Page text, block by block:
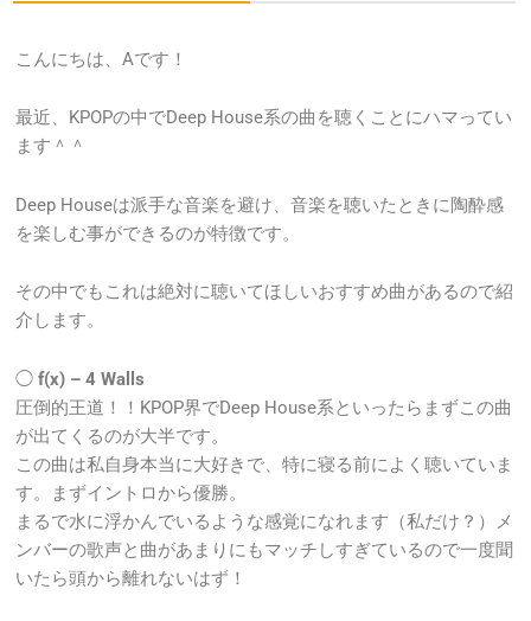
こんにちは、Aです！
最近、KPOPの中でDeep House系の曲を聴くことにハマってい
ます＾＾
Deep Houseは派手な音楽を避け、音楽を聴いたときに陶酔感
を楽しむ事ができるのが特徴です。
その中でもこれは絶対に聴いてほしいおすすめ曲があるので紹
介します。
◯f(x) – 4 Walls
圧倒的王道！！KPOP界でDeep House系といったらまずこの曲
が出てくるのが大半です。
この曲は私自身本当に大好きで、特に寝る前によく聴いていま
す。まずイントロから優勝。
まるで水に浮かんでいるような感覚になれます（私だけ？）メ
ンバーの歌声と曲があまりにもマッチしすぎているので一度聞
いたら頭から離れないはず！